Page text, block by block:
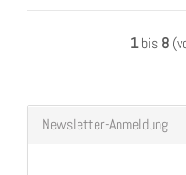
1bis 8
Newsletter-Anmeldung